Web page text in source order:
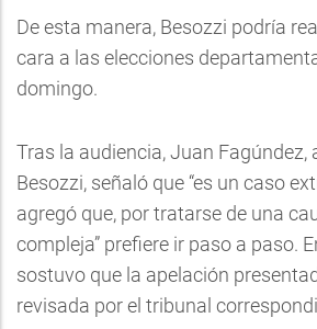
De esta manera, Besozzi podría
cara a las elecciones
domingo.
Tras la audiencia, Juan Fagúndez,
Besozzi, señaló que “es un caso
agregó que, por tratarse de una
compleja” prefiere ir paso a paso.
sostuvo que la apelación
revisada por el tribunal